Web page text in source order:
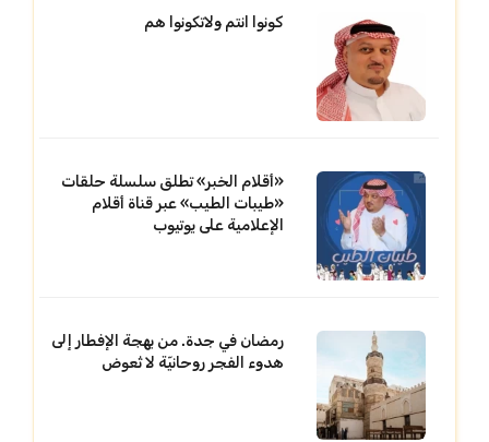
كونوا انتم ولاتكونوا هم
«أقلام الخبر» تطلق سلسلة حلقات
«طيبات الطيب» عبر قناة أقلام
الإعلامية على يوتيوب
رمضان في جدة. من بهجة الإفطار إلى
هدوء الفجر روحانيّة لا تُعوض